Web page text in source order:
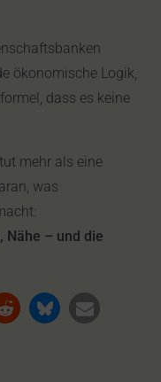
ökonomische Logik,
dass es keine
mehr als eine
was
Nähe – und die